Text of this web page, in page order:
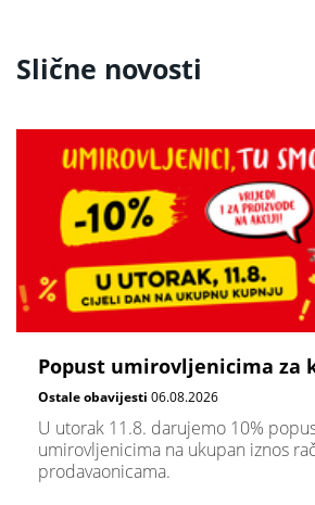
Slične novosti
Popust umirovljenicima za
Ostale obavijesti 06.08.2026
U utorak 11.8. darujemo 10%
umirovljenicima na ukupan iznos
prodavaonicama.